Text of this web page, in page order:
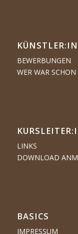
BEWERBUNGEN
WER WAR
LINKS
DOWNLOAD
BASICS
IMPRESSUM